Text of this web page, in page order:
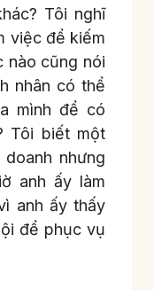
Tôi nghĩ
việc để kiếm
nào cũng nói
nhân có thể
mình để có
Tôi biết một
nhưng
anh ấy làm
anh ấy thấy
để phục vụ